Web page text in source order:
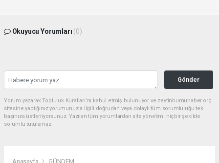
Okuyucu Yorumları (0)
Gönder
Yorum yazarak Topluluk Kuralları’nı kabul etmiş bulunuyor ve zeytinburnuhaber.org
sitesine yaptığınız yorumunuzla ilgili doğrudan veya dolaylı tüm sorumluluğu tek
başınıza üstleniyorsunuz. Yazılan tüm yorumlardan site yönetimi hiçbir şekilde
sorumlu tutulamaz.
Anasayfa GÜNDEM